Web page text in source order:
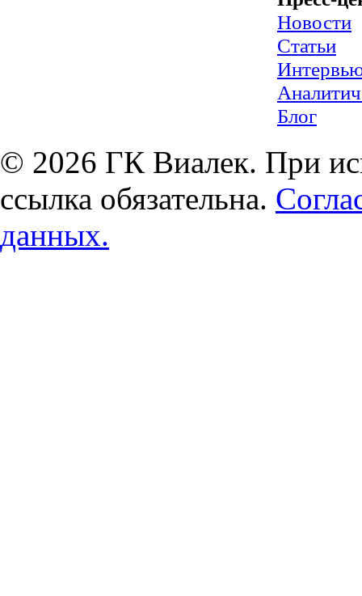
Новости
Статьи
Блог
© 2026 ГК Виалек. При
ссылка обязательна.
данных.